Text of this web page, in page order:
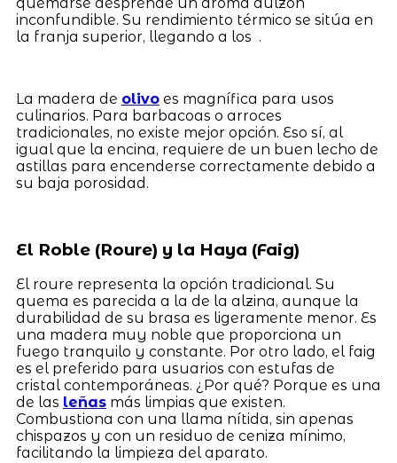
inconfundible. Su rendimiento térmico se sitúa en
la franja superior, llegando a los .
La madera de olivoes magnífica para usos
culinarios. Para barbacoas o arroces
tradicionales, no existe mejor opción. Eso sí, al
igual que la encina, requiere de un buen lecho de
astillas para encenderse correctamente debido a
su baja porosidad.
El Roble (Roure) y la Haya (Faig)
El roure representa la opción tradicional. Su
quema es parecida a la de la alzina, aunque la
durabilidad de su brasa es ligeramente menor. Es
una madera muy noble que proporciona un
fuego tranquilo y constante. Por otro lado, el faig
es el preferido para usuarios con estufas de
cristal contemporáneas. ¿Por qué? Porque es una
de las leñasmás limpias que existen.
Combustiona con una llama nítida, sin apenas
chispazos y con un residuo de ceniza mínimo,
facilitando la limpieza del aparato.